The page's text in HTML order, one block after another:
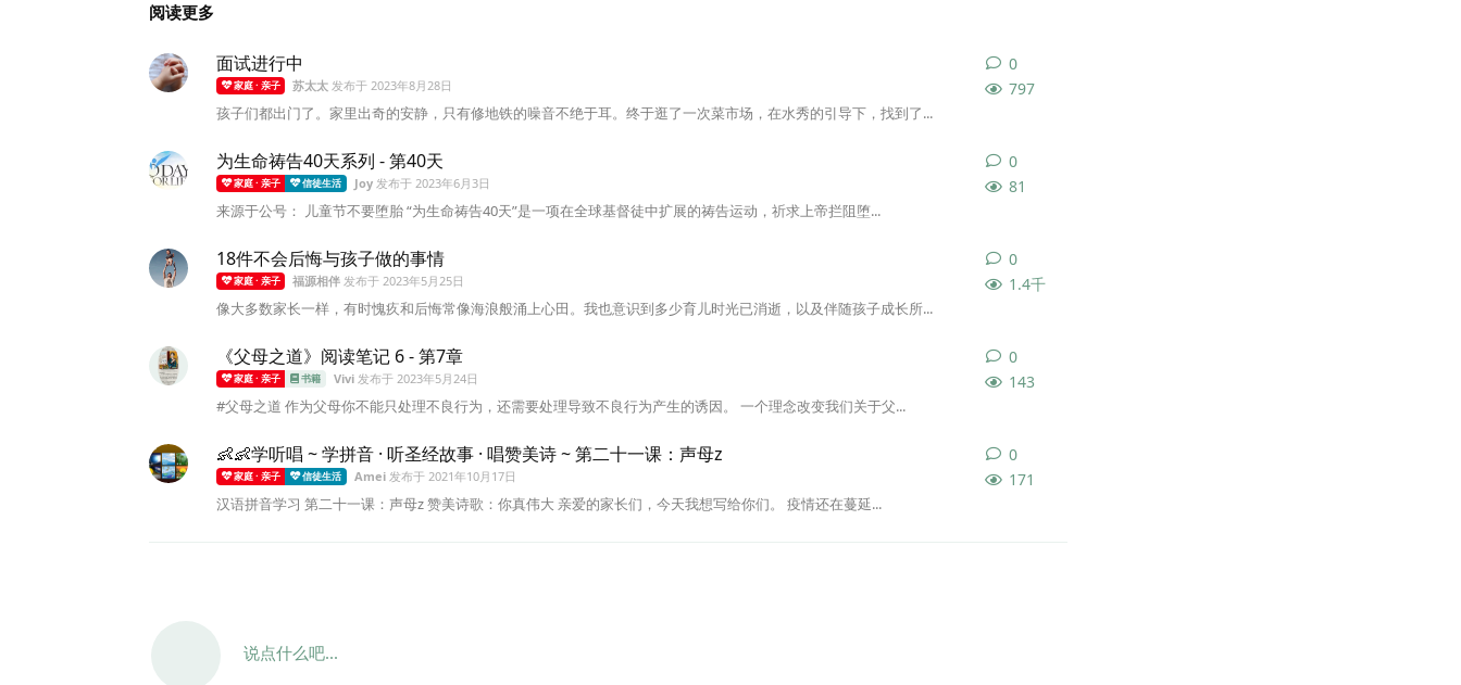
阅读更多
面试进行中
家庭 · 亲子 苏太太 发布于2023年8月28日 797
孩子们都出门了。家里出奇的安静，只有修地铁的噪音不绝于耳。终于逛了一次菜市场，在水秀的引导下，找到了...
0
为生命祷告40天系列 - 第40天
家庭 · 亲子 信徒生活 Joy发布于 2023年6月3日 81
来源于公号： 儿童节不要堕胎 “为生命祷告40天”是一项在全球基督徒中扩展的祷告运动，祈求上帝拦阻堕...
0
18件不会后悔与孩子做的事情
家庭 · 亲子 福源相伴 发布于2023年5月25日 1.4千
像大多数家长一样，有时愧疚和后悔常像海浪般涌上心田。我也意识到多少育儿时光已消逝，以及伴随孩子成长所...
0
《父母之道》阅读笔记 6 - 第7章
家庭 · 亲子 书籍 Vivi发布于 2023年5月24日 143
#父母之道 作为父母你不能只处理不良行为，还需要处理导致不良行为产生的诱因。 一个理念改变我们关于父...
0
👶👶学听唱 ~ 学拼音 · 听圣经故事 · 唱赞美诗 ~ 第二十一课：声母z
家庭 · 亲子 信徒生活 Amei发布于 2021年10月17日 171
汉语拼音学习 第二十一课：声母z 赞美诗歌：你真伟大 亲爱的家长们，今天我想写给你们。 疫情还在蔓延...
0
说点什么吧...